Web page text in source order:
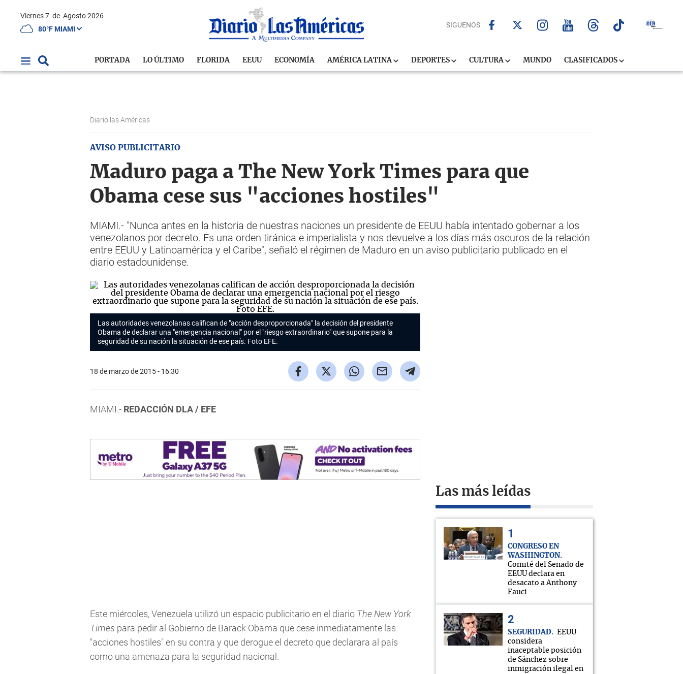
Viernes 7 de Agosto 2026
80°F MIAMI
SIGUENOS
PORTADA LO ÚLTIMO FLORIDA EEUU ECONOMÍA AMÉRICA LATINA DEPORTES CULTURA MUNDO CLASIFICADOS
Diario las Américas
AVISO PUBLICITARIO
Maduro paga a The New York Times para que
Obama cese sus "acciones hostiles"
MIAMI.- "Nunca antes en la historia de nuestras naciones un presidente de EEUU había intentado gobernar a los
venezolanos por decreto. Es una orden tiránica e imperialista y nos devuelve a los días más oscuros de la relación
entre EEUU y Latinoamérica y el Caribe", señaló el régimen de Maduro en un aviso publicitario publicado en el
diario estadounidense.
Las autoridades venezolanas califican de "acción desproporcionada" la decisión del presidente
Obama de declarar una "emergencia nacional" por el "riesgo extraordinario" que supone para la
seguridad de su nación la situación de ese país. Foto EFE.
18 de marzo de 2015 - 16:30
MIAMI.- REDACCIÓN DLA / EFE
Este miércoles, Venezuela utilizó un espacio publicitario en el diario The New York
Times para pedir al Gobierno de Barack Obama que cese inmediatamente las
"acciones hostiles" en su contra y que derogue el decreto que declarara al país
como una amenaza para la seguridad nacional.
Las más leídas
CONGRESO EN
WASHINGTON
Comité del Senado de
EEUU declara en
desacato a Anthony
Fauci
SEGURIDAD
EEUU
considera
inaceptable posición
de Sánchez sobre
inmigración ilegal en